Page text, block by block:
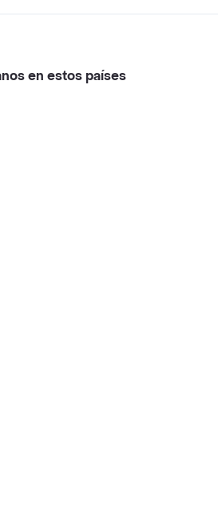
en estos países